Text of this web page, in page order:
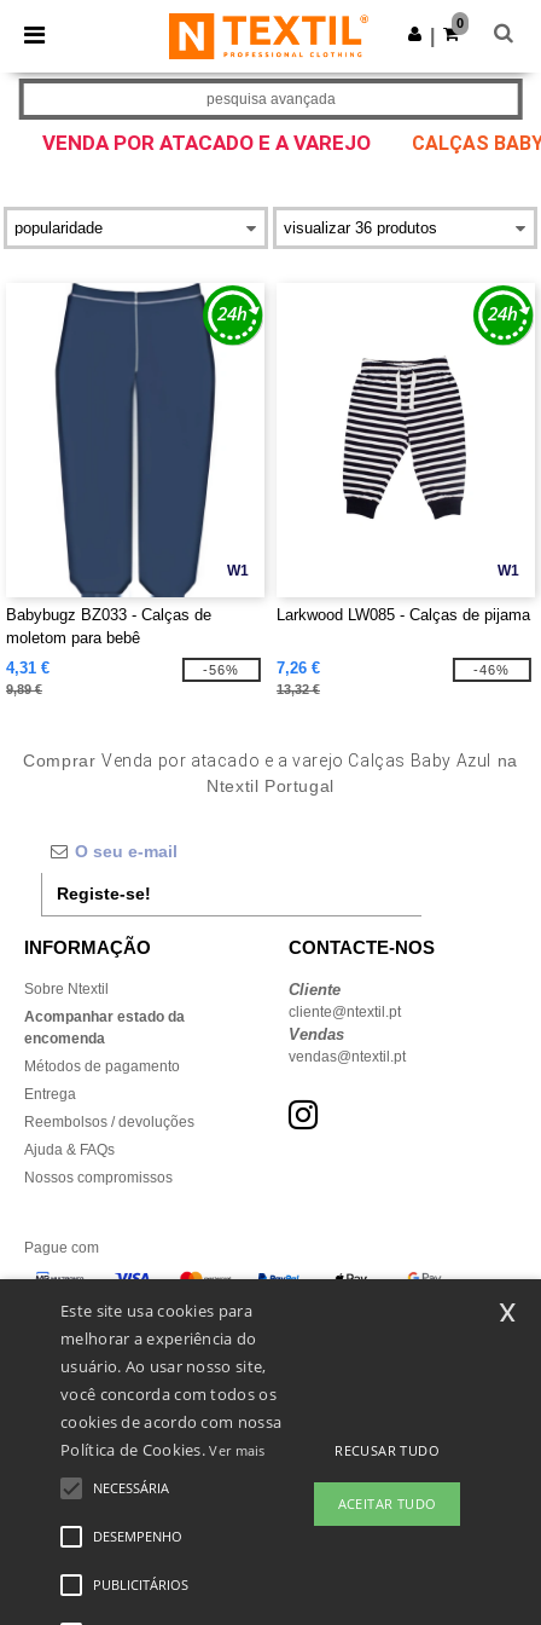
× App Ntextil
Melhores preços na app!
Obter app
0
VENDA POR ATACADO E A VAREJO CALÇAS
pesquisa avançada
W1
Babybugz BZ033 - Calças de
moletom para bebê
4,31 €
9,89 €
-56%
W1
Larkwood LW085 - Calças de pijama
7,26 €
13,32 €
-46%
Comprar Venda por atacado e a varejo Calças Baby Azul
na
Ntextil Portugal
Registe-se!
INFORMAÇÃO
Sobre Ntextil
Acompanhar estado da
encomenda
Métodos de pagamento
Entrega
Reembolsos / devoluções
Ajuda & FAQs
Nossos compromissos
CONTACTE-NOS
Cliente
cliente@ntextil.pt
Vendas
vendas@ntextil.pt
Pague com
Enviamos com
Menções Legais-Política de Privacidade
Este site usa cookies para
melhorar a experiência do
usuário. Ao usar nosso site,
você concorda com todos os
cookies de acordo com nossa
Política de Cookies.Ver mais
NECESSÁRIA
DESEMPENHO
PUBLICITÁRIOS
RECUSAR TUDO
ACEITAR TUDO
x